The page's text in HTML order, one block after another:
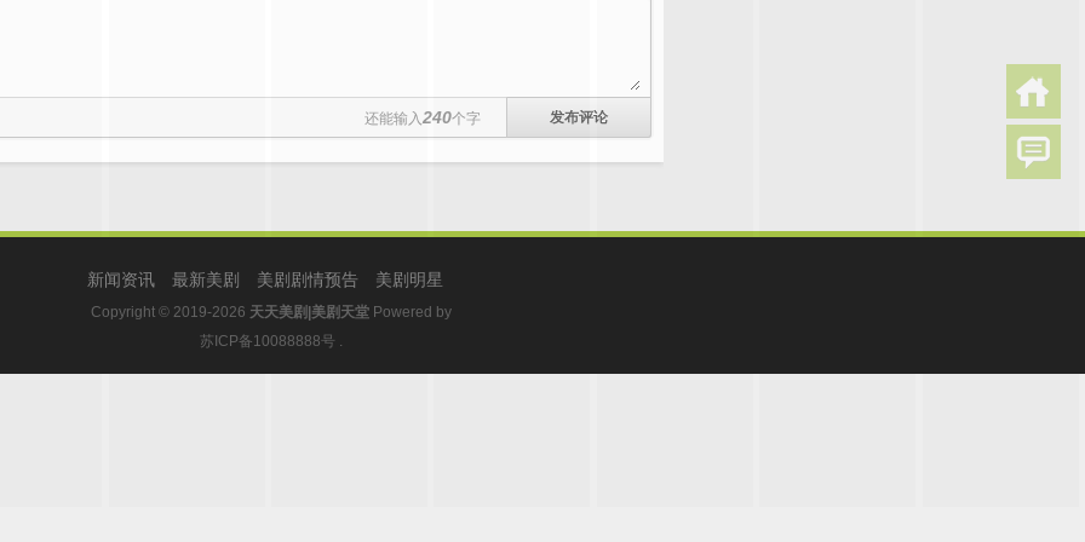
还能输入240个字
新闻资讯 最新美剧 美剧剧情预告 美剧明星
Copyright © 2019-2026 天天美剧|美剧天堂 Powered by
苏ICP备10088888号